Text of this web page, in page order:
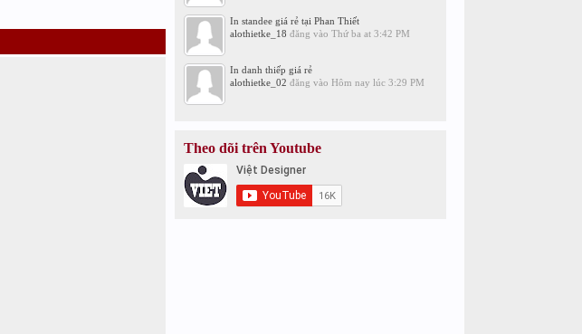
In standee giá rẻ tại Phan Thiết
alothietke_18 đăng vào Thứ ba at 3:42 PM
In danh thiếp giá rẻ
alothietke_02 đăng vào Hôm nay lúc 3:29 PM
Theo dõi trên Youtube